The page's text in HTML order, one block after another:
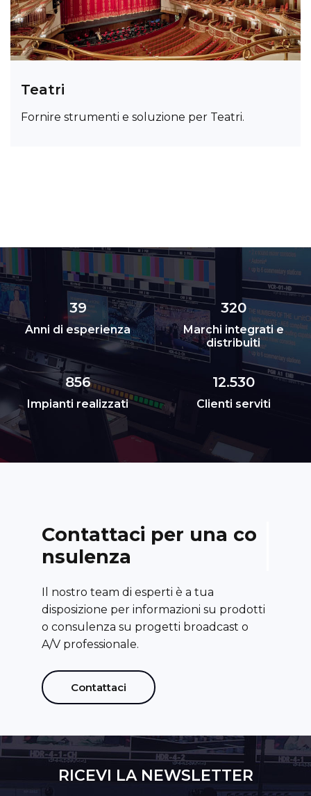
Teatri
Fornire strumenti e soluzione per Teatri.
39
Anni di esperienza
320
Marchi integrati e
distribuiti
856
Impianti realizzati
12.530
Clienti serviti
Contattaci per una co
nsulenza
Il nostro team di esperti è a tua
disposizione per informazioni su prodotti
o consulenza su progetti broadcast o
A/V professionale.
Contattaci
RICEVI LA NEWSLETTER